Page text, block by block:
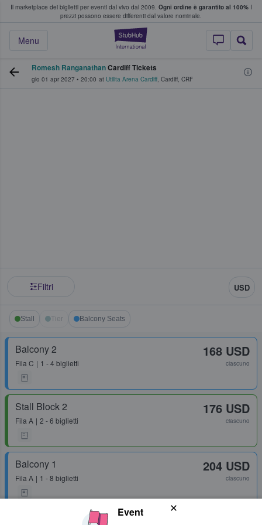
Il marketplace dei biglietti per eventi dal vivo dal 2009. Ogni ordine è garantito al 100%I
prezzi possono essere differenti dal valore nominale.
StubHub - Dove
Menu
fan comprano e vendono biglietti
Romesh RanganathanCardiff Tickets
gio 01 apr 2027 • 20:00 at Utilita Arena Cardiff, Cardiff, CRF
Filtri USD
Stall Tier Balcony Seats
Balcony 2
Fila C 1 - 4 biglietti
168 USD
ciascuno
Stall Block 2
Fila A 2 - 6 biglietti
176 USD
ciascuno
Balcony 1
Fila A 1 - 8 biglietti
204 USD
ciascuno
Event